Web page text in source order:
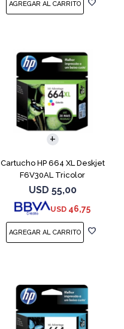
Cartucho HP 664 XL Deskjet
F6V30AL Tricolor
USD 55,00
USD 46,75